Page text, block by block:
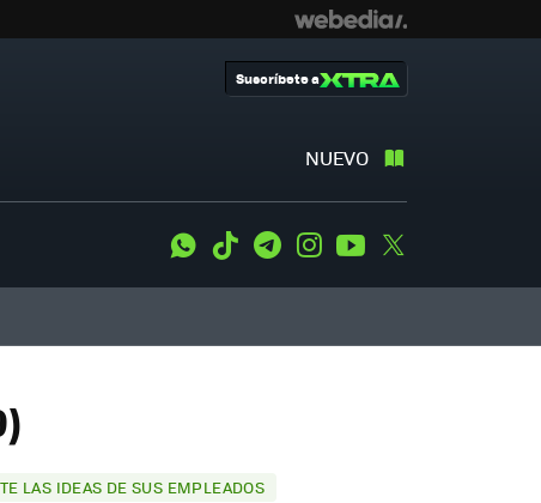
NUEVO
Suscríbete a
WhatsApp
Tiktok TelegramInstagramYoutube
LAS IDEAS DE SUS EMPLEADOS